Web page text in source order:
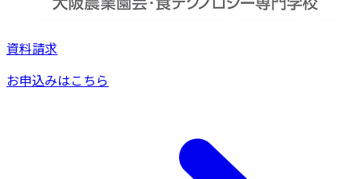
資料請求
お申込みはこちら